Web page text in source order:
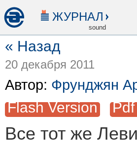
ЖУРНАЛ
sound
« Назад
20 декабря 2011
Автор: Фрунджян
Flash Version
Все тот же